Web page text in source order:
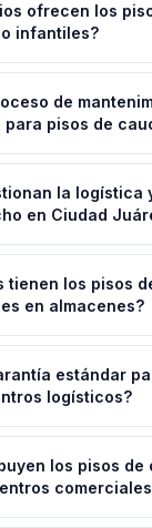
ofrecen los
infantiles?
de
para pisos de
la logística
en Ciudad
tienen los pisos
en almacenes?
estándar
logísticos?
los pisos